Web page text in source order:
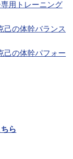
用トレーニング
己の体幹バランス
己の体幹パフォー
ら